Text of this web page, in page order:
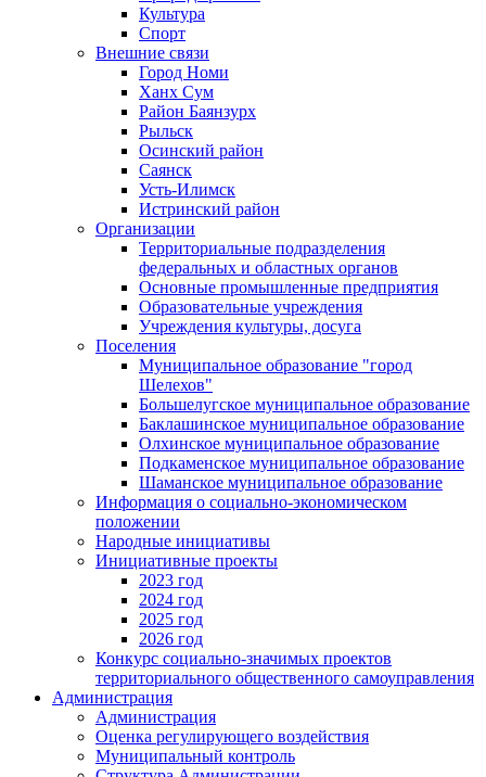
Культура
Спорт
Внешние связи
Город Номи
Ханх Сум
Район Баянзурх
Рыльск
Осинский район
Саянск
Усть-Илимск
Истринский район
Организации
Территориальные подразделения
федеральных и областных органов
Основные промышленные предприятия
Образовательные учреждения
Учреждения культуры, досуга
Поселения
Муниципальное образование "город
Шелехов"
Большелугское муниципальное образование
Баклашинское муниципальное образование
Олхинское муниципальное образование
Подкаменское муниципальное образование
Шаманское муниципальное образование
Информация о социально-экономическом
положении
Народные инициативы
Инициативные проекты
2023 год
2024 год
2025 год
2026 год
Конкурс социально-значимых проектов
территориального общественного самоуправления
Администрация
Администрация
Оценка регулирующего воздействия
Муниципальный контроль